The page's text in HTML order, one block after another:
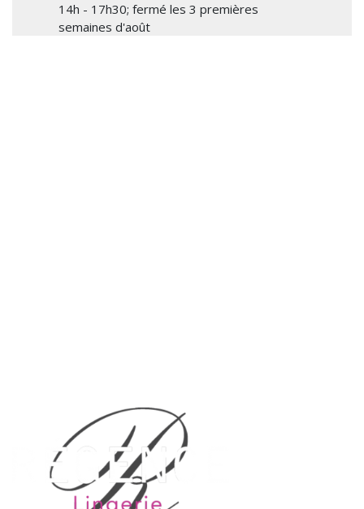
14h - 17h30; fermé les 3 premières
semaines d'août